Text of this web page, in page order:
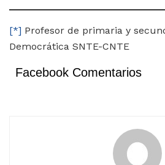
[*] Profesor de primaria y
Democrática SNTE-CNTE
Facebook Comentarios